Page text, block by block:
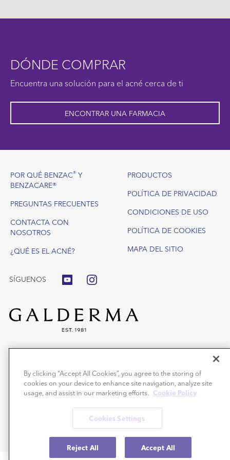
DÓNDE COMPRAR
Encuentra una solución para el acné cerca de ti
ENCONTRAR UNA FARMACIA
Footer
POR QUÉ BENZAC® Y
BENZACARE®
PREGUNTAS FRECUENTES
CONTACTA CON
NOSOTROS
¿QUÉ ES EL ACNÉ?
PRODUCTOS
POLÍTICA DE PRIVACIDAD
CONDICIONES DE USO
POLÍTICA DE COOKIES
MAPA DEL SITIO
SÍGUENOS
Gel o Wash gel: Medicamentos no sujetos a prescripción médica
veces al día, según tolerancia.
Precauciones: Puede decolorar el cabello y tejidos. Leer el prospecto. En
caso de duda o persistencia de los síntomas consultar a un
son productos cosméticos.
y Benzacare® son unas marcas registradas de Galderma S.A.
Copyright © 2019 Galderma S.A © 2026 Todos los derechos reservados.
By clicking “Accept All Cookies”, you agree to the storing of
cookies on your device to enhance site navigation, analyze site
usage, and assist in our marketing efforts. Cookie Policy
Cookies Settings
Reject All Accept All